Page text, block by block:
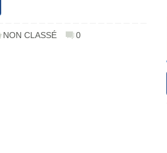
NON CLASSÉ 0